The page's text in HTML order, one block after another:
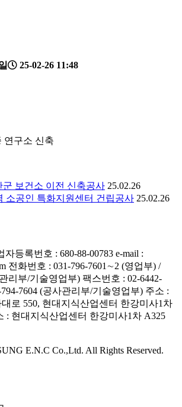
25-02-26 11:48
연구소 신축
군 보건소 이전 신축공사 25.02.26
소공인 특화지원센터 건립공사 25.02.26
자등록번호 : 680-88-00783 e-mail :
전화번호 : 031-796-7601∼2 (영업부) /
리부/기술영업부) 팩스번호 : 02-6442-
7604 (공사관리부/기술영업부) 주소 :
로 550, 현대지식산업센터 한강미사1차
: 현대지식산업센터 한강미사1차 A325
E.N.C Co.,Ltd. All Rights Reserved.